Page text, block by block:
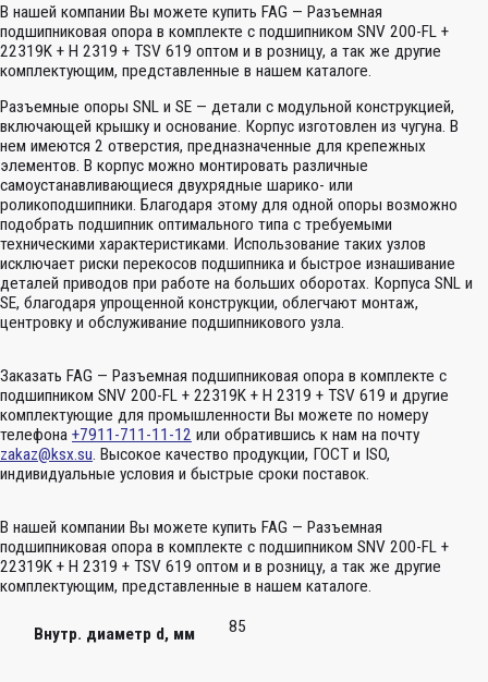
В нашей компании Вы можете купить FAG — Разъемная
подшипниковая опора в комплекте с подшипником SNV 200-FL +
22319K + H 2319 + TSV 619 оптом и в розницу, а так же другие
комплектующим, представленные в нашем каталоге.
Разъемные опоры SNL и SE — детали с модульной конструкцией,
включающей крышку и основание. Корпус изготовлен из чугуна. В
нем имеются 2 отверстия, предназначенные для крепежных
элементов. В корпус можно монтировать различные
самоустанавливающиеся двухрядные шарико- или
роликоподшипники. Благодаря этому для одной опоры возможно
подобрать подшипник оптимального типа с требуемыми
техническими характеристиками. Использование таких узлов
исключает риски перекосов подшипника и быстрое изнашивание
деталей приводов при работе на больших оборотах. Корпуса SNL и
SE, благодаря упрощенной конструкции, облегчают монтаж,
центровку и обслуживание подшипникового узла.
Заказать FAG — Разъемная подшипниковая опора в комплекте с
подшипником SNV 200-FL + 22319K + H 2319 + TSV 619 и другие
комплектующие для промышленности Вы можете по номеру
телефона +7911-711-11-12 или обратившись к нам на почту
zakaz@ksx.su. Высокое качество продукции, ГОСТ и ISO,
индивидуальные условия и быстрые сроки поставок.
В нашей компании Вы можете купить FAG — Разъемная
подшипниковая опора в комплекте с подшипником SNV 200-FL +
22319K + H 2319 + TSV 619 оптом и в розницу, а так же другие
комплектующим, представленные в нашем каталоге.
Внутр. диаметр d, мм 85